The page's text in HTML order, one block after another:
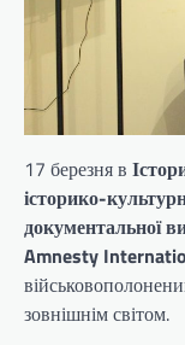
17 березня в
історико-
документальної
Amnesty
зовнішнім світом.